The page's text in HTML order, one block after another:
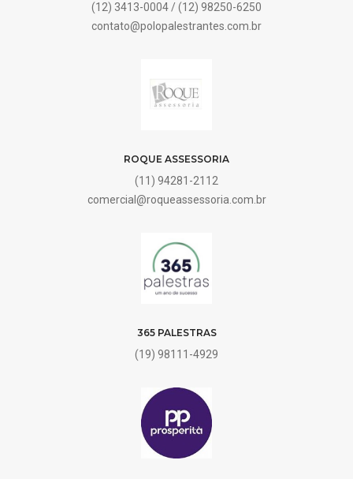
(12) 3413-0004 / (12) 98250-6250
contato@polopalestrantes.com.br
ROQUE ASSESSORIA
(11) 94281-2112
comercial@roqueassessoria.com.br
365 PALESTRAS
(19) 98111-4929